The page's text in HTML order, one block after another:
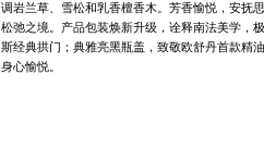
调岩兰草、雪松和乳香檀香木。芳香愉悦，安抚
松弛之境。产品包装焕新升级，诠释南法美学，
斯经典拱门；典雅亮黑瓶盖，致敬欧舒丹首款精
身心愉悦。